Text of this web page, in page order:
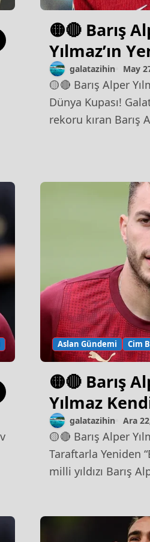
🟡🔴 Barış
Yılmaz’ın
Hayali:
Kupası!
galatazihin May
🟡🔴 Barış Alper Yılmaz’ın Yeni Hayali:
Dünya Kupası!
rekoru kıran Barış
Aslan Gündemi Cim
🟡🔴 Barış
Yılmaz
Buldu:
Yeniden
galatazihin Ara
🟡🔴 Barış Alper Yılmaz Kendini Buldu:
Taraftarla Yeniden
milli yıldızı Barış